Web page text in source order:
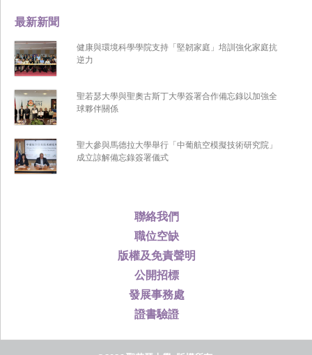
聯絡我們
職位空缺
版權及免責聲明
公開招標
發展事務處
證書驗證
最新新聞
健康與環境科學學院支持「堅韌家庭」培訓強化家庭抗
逆力
聖若瑟大學與聖奧古斯丁大學簽署合作備忘錄以加強全
球夥伴關係
聖大參與馬德拉大學舉行「中葡航空模擬技術研究院」
成立諒解備忘錄簽署儀式